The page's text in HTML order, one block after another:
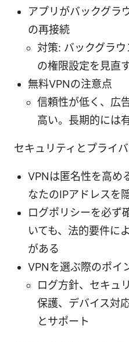
アプリがバックグラ
の再接続
対策: バックグラ
の権限設定を見直
無料VPNの注意点
信頼性が低く、広
高い。長期的には
セキュリティとプライ
VPNは匿名性を高め
なたのIPアドレスを
ログポリシーを必ず
いても、法的要件に
がある
VPNを選ぶ際のポイ
ログ方針、セキュ
保護、デバイス対
とサポート